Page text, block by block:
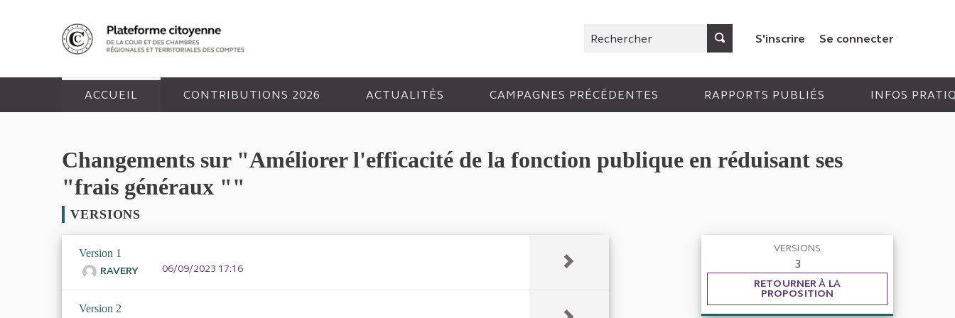
Rechercher S'inscrire Se connecter
ACCUEIL CONTRIBUTIONS 2026 ACTUALITÉS CAMPAGNES PRÉCÉDENTES RAPPORTS PUBLIÉS INFOS
Changements sur "Améliorer l'efficacité de la fonction publique en réduisant ses
"frais généraux ""
VERSIONS
Version 1
RAVERY
06/09/2023 17:16
Version 2
VERSIONS
3
RETOURNER À LA
PROPOSITION